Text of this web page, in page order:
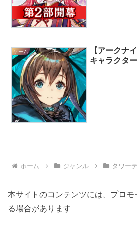
ゲーム
【アークナ
キャラクタ
ホーム ジャンル タワー
本サイトのコンテンツには、プロ
る場合があります